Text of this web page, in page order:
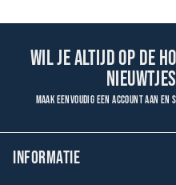
Wil je altijd op de
Maak eenvoudig een account aan
INFORMATIE